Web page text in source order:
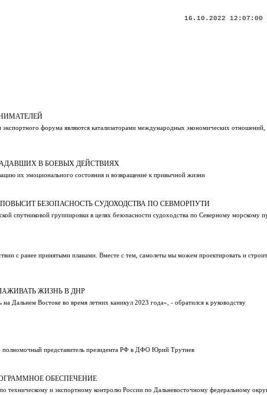
16.10.2022 12:07:00
форума являются катализаторами международных экономических отношений,
В БОЕВЫХ ДЕЙСТВИЯХ
их эмоционального состояния и возвращение к привычной жизни
БЕЗОПАСНОСТЬ СУДОХОДСТВА ПО СЕВМОРПУТИ
спутниковой группировки в целях безопасности судоходства по Северному морскому
с ранее принятыми планами. Вместе с тем, самолеты мы можем проектировать и
ЖИЗНЬ В ДНР
Дальнем Востоке во время летних каникул 2023 года», - обратился к руководству
полномочный представитель президента РФ в ДФО Юрий Трутнев
ОБЕСПЕЧЕНИЕ
техническому и экспортному контролю России по Дальневосточному федеральному